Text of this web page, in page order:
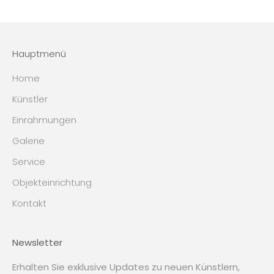
Hauptmenü
Home
Künstler
Einrahmungen
Galerie
Service
Objekteinrichtung
Kontakt
Newsletter
Erhalten Sie exklusive Updates zu neuen Künstlern,